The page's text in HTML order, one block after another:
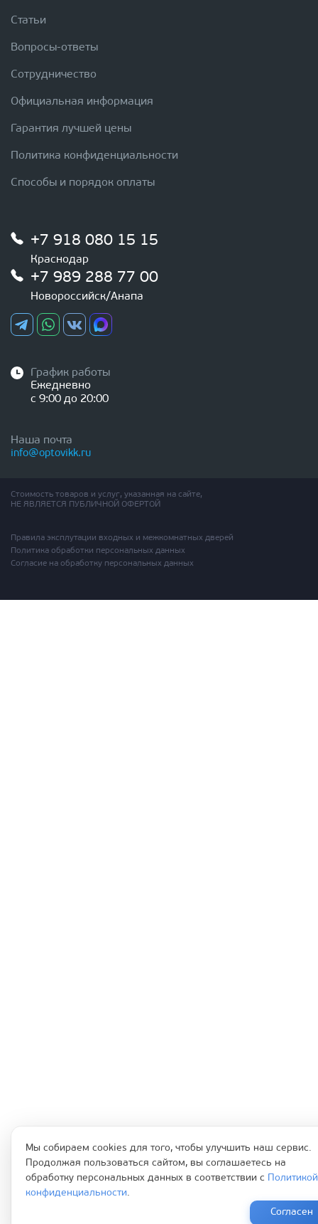
Статьи
Вопросы-ответы
Сотрудничество
Официальная информация
Гарантия лучшей цены
Политика конфиденциальности
Способы и порядок оплаты
+7 918 080 15 15
Краснодар
+7 989 288 77 00
Новороссийск/Анапа
График работы
Ежедневно
с 9:00 до 20:00
Наша почта
info@optovikk.ru
Стоимость товаров и услуг, указанная на сайте,
НЕ ЯВЛЯЕТСЯ ПУБЛИЧНОЙ ОФЕРТОЙ
Правила эксплутации входных и межкомнатных дверей
Политика обработки персональных данных
Согласие на обработку персональных данных
Мы собираем cookies для того, чтобы улучшить наш сервис.
Продолжая пользоваться сайтом, вы соглашаетесь на
обработку персональных данных в соответствии с
Политикой
конфиденциальности.
Согласен